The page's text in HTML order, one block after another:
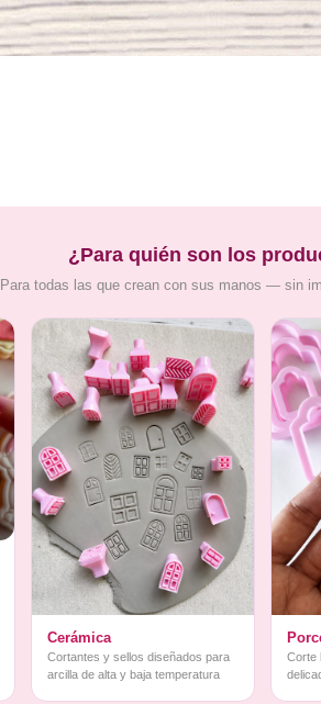
¿Para quién son los
Para todas las que crean con sus manos — sin
Cerámica
Cortantes y sellos diseñados para
arcilla de alta y baja temperatura
Corte